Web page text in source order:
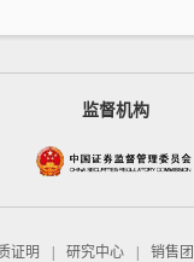
监督机构
证明 研究中心
销售